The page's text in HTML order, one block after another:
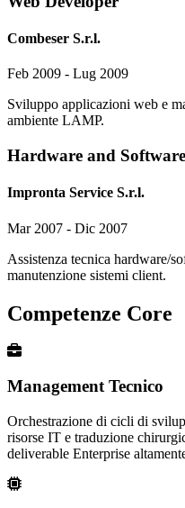
Combeser S.r.l.
Feb 2009 - Lug 2009
Sviluppo applicazioni web e
ambiente LAMP.
Hardware and
Impronta Service S.r.l.
Mar 2007 - Dic 2007
Assistenza tecnica hardware/
manutenzione sistemi client.
Competenze Core
Management Tecnico
Orchestrazione di cicli di
risorse IT e traduzione
deliverable Enterprise